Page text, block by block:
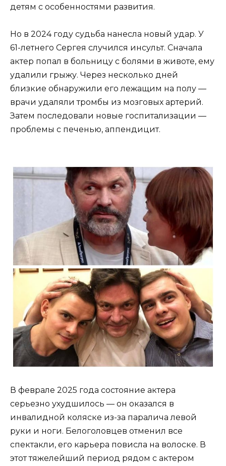
детям с особенностями развития.
Но в 2024 году судьба нанесла новый удар. У
61-летнего Сергея случился инсульт. Сначала
актер попал в больницу с болями в животе, ему
удалили грыжу. Через несколько дней
близкие обнаружили его лежащим на полу —
врачи удаляли тромбы из мозговых артерий.
Затем последовали новые госпитализации —
проблемы с печенью, аппендицит.
В феврале 2025 года состояние актера
серьезно ухудшилось — он оказался в
инвалидной коляске из-за паралича левой
руки и ноги. Белоголовцев отменил все
спектакли, его карьера повисла на волоске. В
этот тяжелейший период рядом с актером